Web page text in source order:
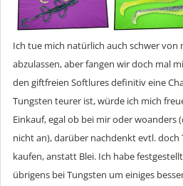
Ich tue mich natürlich auch schwer von
abzulassen, aber fangen wir doch mal
den giftfreien Softlures definitiv eine
Tungsten teurer ist, würde ich mich
Einkauf, egal ob bei mir oder woanders
nicht an), darüber nachdenkt evtl.
kaufen, anstatt Blei. Ich habe
übrigens bei Tungsten um einiges